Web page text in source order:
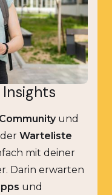
und
Warteliste
mit deiner
Darin erwarten
und